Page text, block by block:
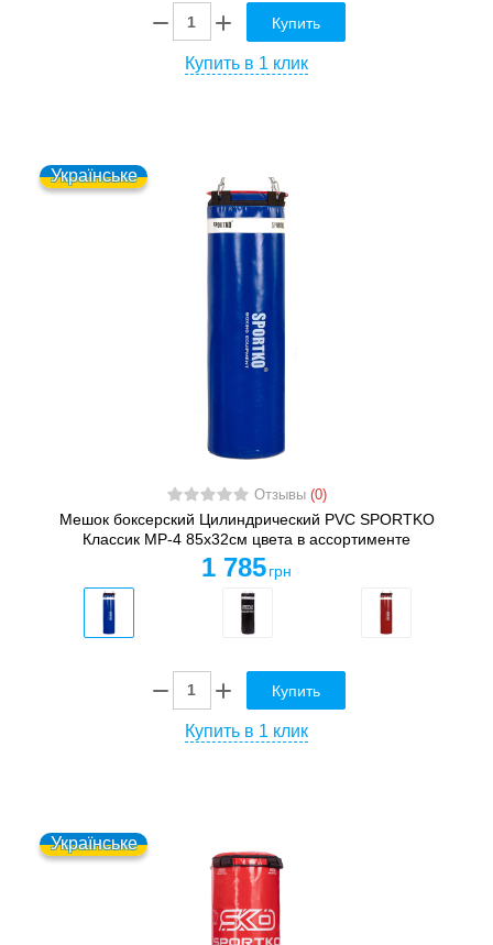
Купить
Купить в 1 клик
Українське
Отзывы (0)
Мешок боксерский Цилиндрический PVC SPORTKO
Классик MP-4 85х32см цвета в ассортименте
1 785 грн
Купить
Купить в 1 клик
Українське